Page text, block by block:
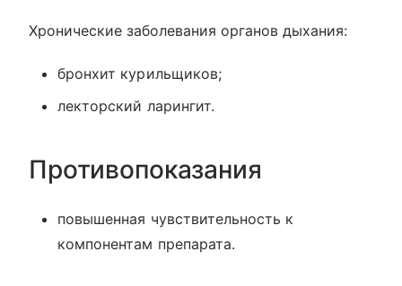
Хронические заболевания органов дыхания:
бронхит курильщиков;
лекторский ларингит.
Противопоказания
повышенная чувствительность к
компонентам препарата.